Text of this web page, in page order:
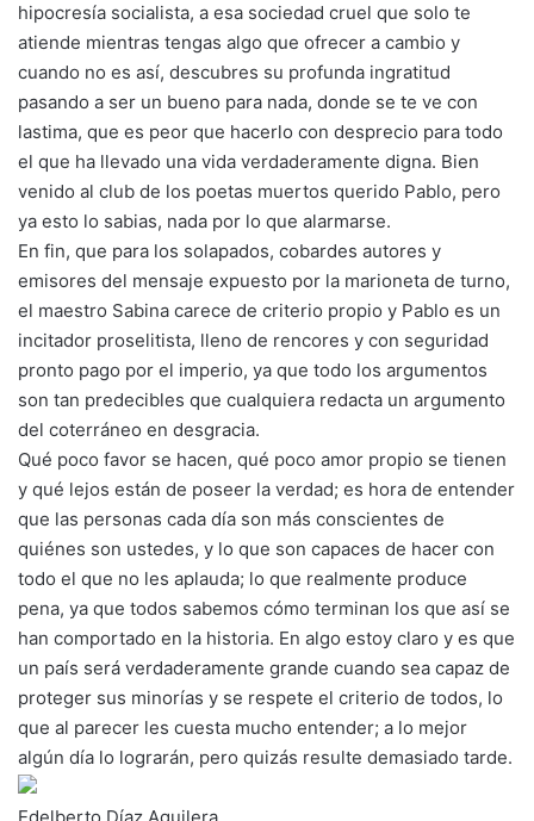
hipocresía socialista, a esa sociedad cruel que solo te
atiende mientras tengas algo que ofrecer a cambio y
cuando no es así, descubres su profunda ingratitud
pasando a ser un bueno para nada, donde se te ve con
lastima, que es peor que hacerlo con desprecio para todo
el que ha llevado una vida verdaderamente digna. Bien
venido al club de los poetas muertos querido Pablo, pero
ya esto lo sabias, nada por lo que alarmarse.
En fin, que para los solapados, cobardes autores y
emisores del mensaje expuesto por la marioneta de turno,
el maestro Sabina carece de criterio propio y Pablo es un
incitador proselitista, lleno de rencores y con seguridad
pronto pago por el imperio, ya que todo los argumentos
son tan predecibles que cualquiera redacta un argumento
del coterráneo en desgracia.
Qué poco favor se hacen, qué poco amor propio se tienen
y qué lejos están de poseer la verdad; es hora de entender
que las personas cada día son más conscientes de
quiénes son ustedes, y lo que son capaces de hacer con
todo el que no les aplauda; lo que realmente produce
pena, ya que todos sabemos cómo terminan los que así se
han comportado en la historia. En algo estoy claro y es que
un país será verdaderamente grande cuando sea capaz de
proteger sus minorías y se respete el criterio de todos, lo
que al parecer les cuesta mucho entender; a lo mejor
algún día lo lograrán, pero quizás resulte demasiado tarde.